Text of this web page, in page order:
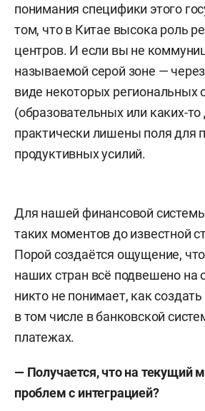
понимания специфики этого
том, что в Китае высока роль
центров. И если вы не
называемой серой зоне —
виде некоторых региональных
(образовательных или каких-
практически лишены поля для
продуктивных усилий.
Для нашей финансовой
таких моментов до известной
Порой создаётся ощущение,
наших стран всё подвешено на
никто не понимает, как
в том числе в банковской
платежах.
— Получается, что на текущий
проблем с интеграцией?